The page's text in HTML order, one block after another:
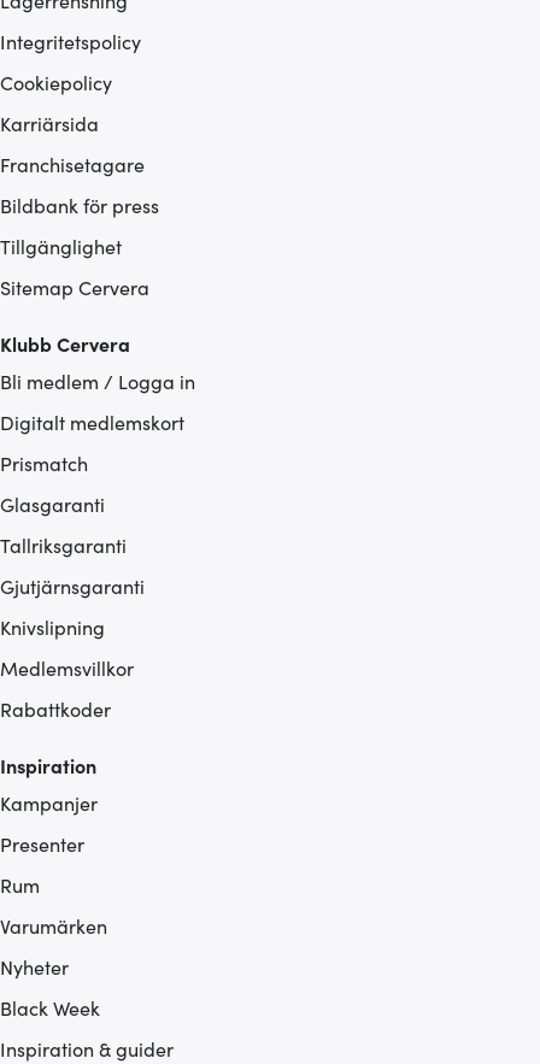
Integritetspolicy
Cookiepolicy
Karriärsida
Franchisetagare
Bildbank för press
Tillgänglighet
Sitemap Cervera
Klubb Cervera
Bli medlem / Logga in
Digitalt medlemskort
Prismatch
Glasgaranti
Tallriksgaranti
Gjutjärnsgaranti
Knivslipning
Medlemsvillkor
Rabattkoder
Inspiration
Kampanjer
Presenter
Rum
Varumärken
Nyheter
Black Week
Inspiration & guider